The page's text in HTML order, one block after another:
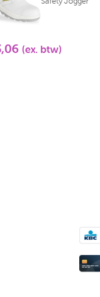
(ex. btw)